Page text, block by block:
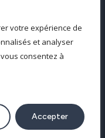
votre expérience de
et analyser
consentez à
Accepter
légales